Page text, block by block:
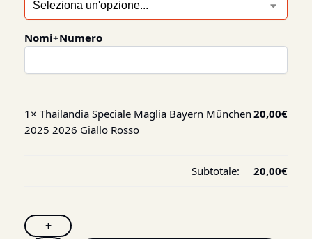
Nomi+Numero
1× Thailandia Speciale Maglia Bayern München
2025 2026 Giallo Rosso
20,00€
Subtotale: 20,00€
+